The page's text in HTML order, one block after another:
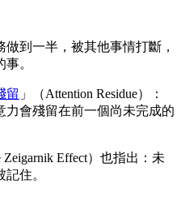
到一半，被其他事情打斷，
。
留 」（Attention Residue）：
會殘留在前一個尚未完成的
Zeigarnik Effect）也指出：未
住。